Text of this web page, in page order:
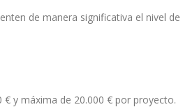
de manera significativa el nivel
€ y máxima de 20.000 € por proyecto.